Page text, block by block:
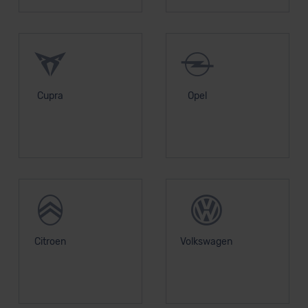
datenschutz@meinauto.de anfordern.
Cupra Opel
Citroen Volkswagen